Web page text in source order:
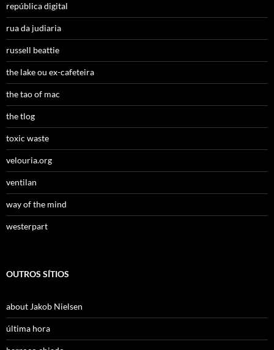
república digital
rua da judiaria
russell beattie
the lake ou ex-cafeteira
the tao of mac
the tlog
toxic waste
velouria.org
ventilan
way of the mind
westerpart
OUTROS SÍTIOS
about Jakob Nielsen
última hora